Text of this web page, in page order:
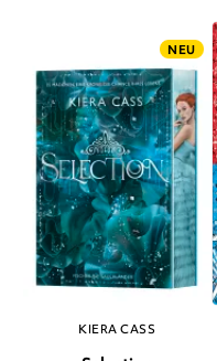
NEU
KIERA CASS